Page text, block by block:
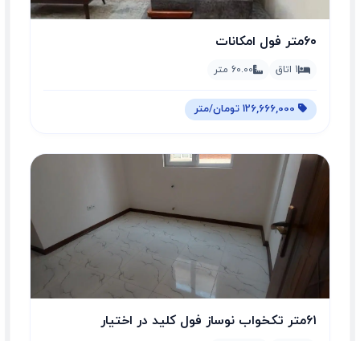
۶۰متر فول امکانات
1 اتاق 60.00 متر
۶۱متر تکخواب نوساز فول کلید در اختیار